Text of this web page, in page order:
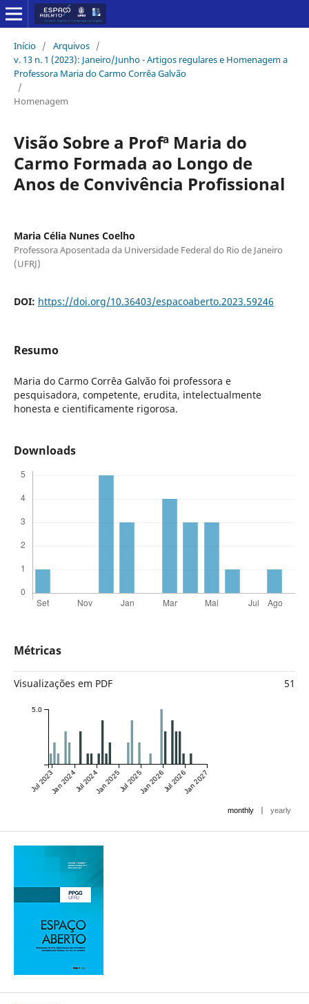
Início / Arquivos /
v. 13 n. 1 (2023): Janeiro/Junho - Artigos regulares e Homenagem a
Professora Maria do Carmo Corrêa Galvão
/
Homenagem
Visão Sobre a Profª Maria do
Carmo Formada ao Longo de
Anos de Convivência Profissional
Maria Célia Nunes Coelho
Professora Aposentada da Universidade Federal do Rio de Janeiro
(UFRJ)
DOI: https://doi.org/10.36403/espacoaberto.2023.59246
Resumo
Maria do Carmo Corrêa Galvão foi professora e
pesquisadora, competente, erudita, intelectualmente
honesta e cientificamente rigorosa.
Downloads
Métricas
Visualizações em PDF 51
Jul 2023Jan 2024Jul 2024Jan 2025Jul 2025Jan 2026Jul 2026Jan 2027
5.0
monthly | yearly